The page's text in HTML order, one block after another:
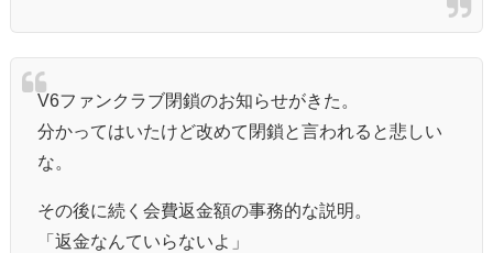
V6ファンクラブ閉鎖のお知らせがきた。
分かってはいたけど改めて閉鎖と言われると悲しい
な。
その後に続く会費返金額の事務的な説明。
「返金なんていらないよ」